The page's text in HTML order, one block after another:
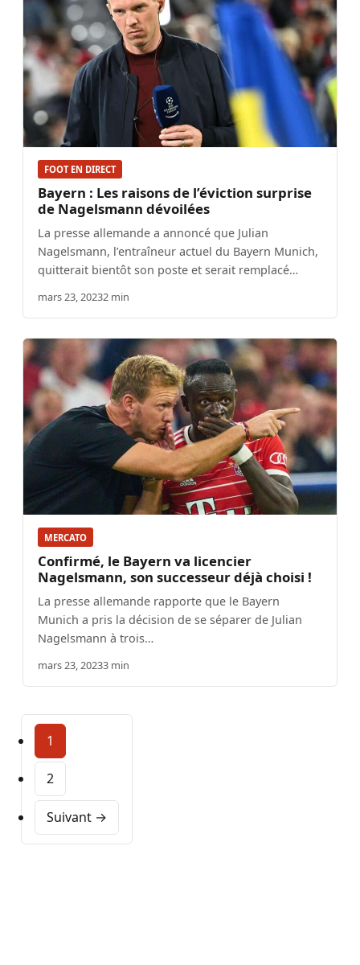
FOOT EN DIRECT
Bayern : Les raisons de l’éviction surprise
de Nagelsmann dévoilées
La presse allemande a annoncé que Julian
Nagelsmann, l’entraîneur actuel du Bayern Munich,
quitterait bientôt son poste et serait remplacé…
mars 23, 20232 min
MERCATO
Confirmé, le Bayern va licencier
Nagelsmann, son successeur déjà choisi !
La presse allemande rapporte que le Bayern
Munich a pris la décision de se séparer de Julian
Nagelsmann à trois…
mars 23, 20233 min
1
2
Suivant →